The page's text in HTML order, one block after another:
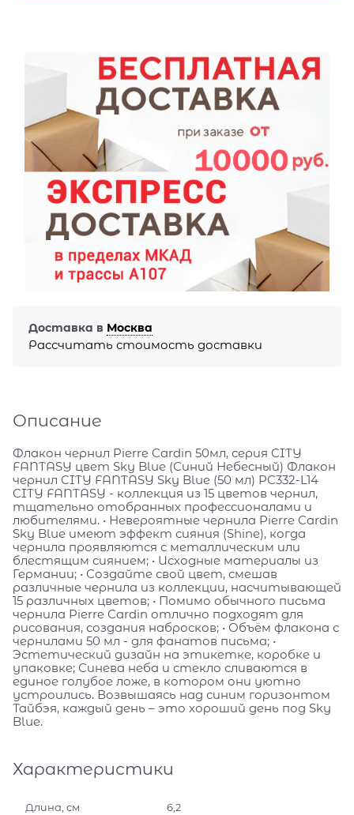
Доставка в Москва
Рассчитать стоимость доставки
Описание
Флакон чернил Pierre Cardin 50мл, серия CITY
FANTASY цвет Sky Blue (Синий Небесный) Флакон
чернил CITY FANTASY Sky Blue (50 мл) PC332-L14
CITY FANTASY - коллекция из 15 цветов чернил,
тщательно отобранных профессионалами и
любителями. • Невероятные чернила Pierre Cardin
Sky Blue имеют эффект сияния (Shine), когда
чернила проявляются с металлическим или
блестящим сиянием; • Исходные материалы из
Германии; • Создайте свой цвет, смешав
различные чернила из коллекции, насчитывающей
15 различных цветов; • Помимо обычного письма
чернила Pierre Cardin отлично подходят для
рисования, создания набросков; • Объём флакона с
чернилами 50 мл - для фанатов письма; •
Эстетический дизайн на этикетке, коробке и
упаковке; Синева неба и стекло сливаются в
единое голубое ложе, в котором они уютно
устроились. Возвышаясь над синим горизонтом
Тайбэя, каждый день – это хороший день под Sky
Blue.
Характеристики
Длина, см 6,2